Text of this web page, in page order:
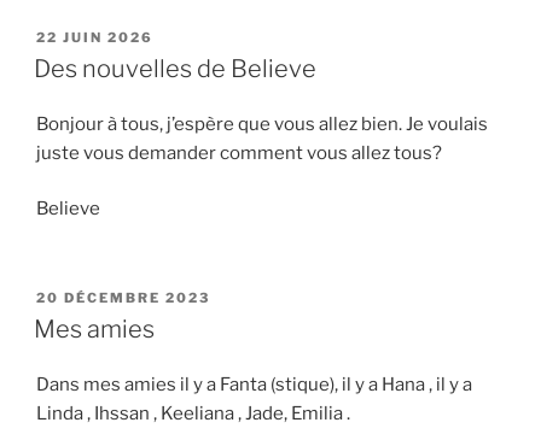
PUBLIÉ
LE
22 JUIN 2026
Des nouvelles de Believe
Bonjour à tous, j’espère que vous allez bien. Je voulais
juste vous demander comment vous allez tous?
Believe
PUBLIÉ
LE
20 DÉCEMBRE 2023
Mes amies
Dans mes amies il y a Fanta (stique), il y a Hana , il y a
Linda , Ihssan , Keeliana , Jade, Emilia .